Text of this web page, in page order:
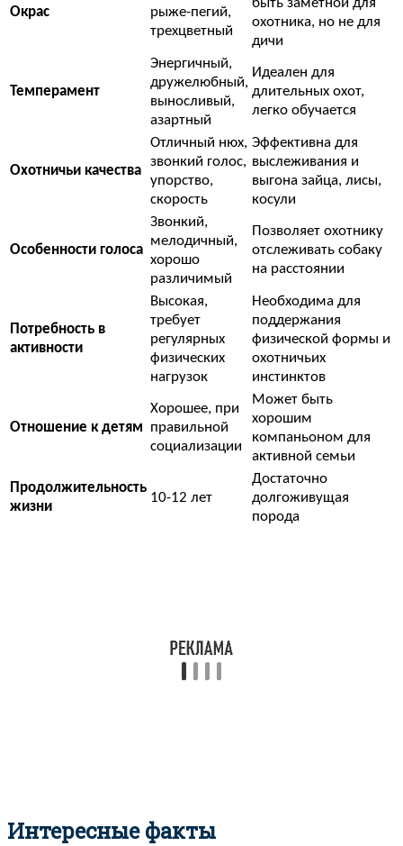
Окрас
рыже-пегий,
трехцветный
быть заметной для
охотника, но не для
дичи
Темперамент
Энергичный,
дружелюбный,
выносливый,
азартный
Идеален для
длительных охот,
легко обучается
Охотничьи качества
Отличный нюх,
звонкий голос,
упорство,
скорость
Эффективна для
выслеживания и
выгона зайца, лисы,
косули
Особенности голоса
Звонкий,
мелодичный,
хорошо
различимый
Позволяет охотнику
отслеживать собаку
на расстоянии
Потребность в
активности
Высокая,
требует
регулярных
физических
нагрузок
Необходима для
поддержания
физической формы и
охотничьих
инстинктов
Отношение к детям
Хорошее, при
правильной
социализации
Может быть
хорошим
компаньоном для
активной семьи
Продолжительность
жизни
10-12 лет
Достаточно
долгоживущая
порода
Интересные факты